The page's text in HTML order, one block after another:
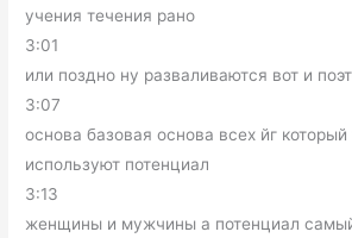
учения течения рано
3:01
или поздно ну разваливаются вот и
3:07
основа базовая основа всех йг который
используют потенциал
3:13
женщины и мужчины а потенциал